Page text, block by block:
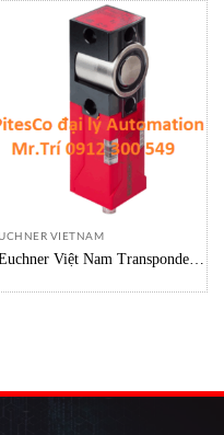
VIETNAM
Việt Nam Transponder-
U-C40-SA 128103